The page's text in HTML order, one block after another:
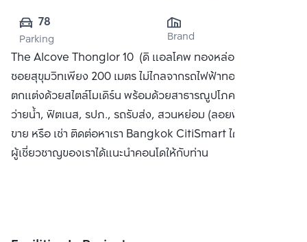
78
Parking Brand
The Alcove Thonglor 10 (ดิ แอลโคพ ทองหล่อ 10) ห่างจาก
ซอยสุขุมวิทเพียง 200 เมตร ไม่ไกลจากรถไฟฟ้าทองหล่อ คอนโด
ตกแต่งด้วยสไตล์โมเดิร์น พร้อมด้วยสาธารณูปโภคครบครัน สระ
ว่ายน้ำ, ฟิตเนส, รปภ., รถรับส่ง, สวนหย่อม (ลอยฟ้า) ได้แก่ ซื้อ
ขาย หรือ เช่า ติดต่อหาเรา Bangkok CitiSmart ได้ทันที เพื่อให้
ผู้เชี่ยวชาญของเราได้แนะนำคอนโดให้กับท่าน